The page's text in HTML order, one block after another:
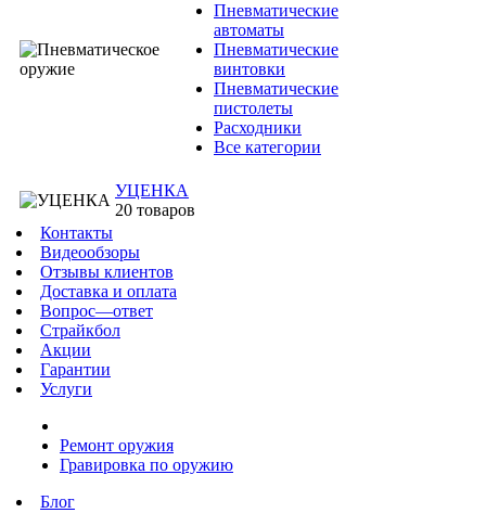
Пневматические
автоматы
Пневматические
винтовки
Пневматические
пистолеты
Расходники
Все категории
УЦЕНКА
20 товаров
Контакты
Видеообзоры
Отзывы клиентов
Доставка и оплата
Вопрос—ответ
Страйкбол
Акции
Гарантии
Услуги
Ремонт оружия
Гравировка по оружию
Блог